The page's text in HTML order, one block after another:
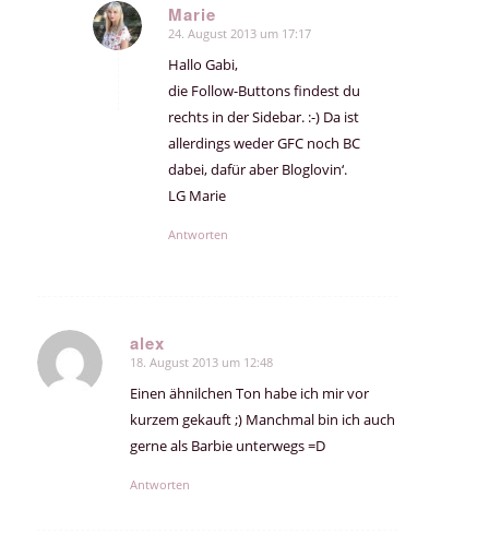
Marie
sagte:
24. August 2013 um 17:17
Hallo Gabi,
die Follow-Buttons findest du
rechts in der Sidebar. :-) Da ist
allerdings weder GFC noch BC
dabei, dafür aber Bloglovin‘.
LG Marie
Antworten
alex
sagte:
18. August 2013 um 12:48
Einen ähnilchen Ton habe ich mir vor
kurzem gekauft ;) Manchmal bin ich auch
gerne als Barbie unterwegs =D
Antworten